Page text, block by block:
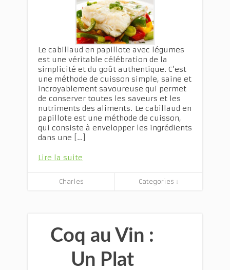
Le cabillaud en papillote avec légumes
est une véritable célébration de la
simplicité et du goût authentique. C’est
une méthode de cuisson simple, saine et
incroyablement savoureuse qui permet
de conserver toutes les saveurs et les
nutriments des aliments. Le cabillaud en
papillote est une méthode de cuisson,
qui consiste à envelopper les ingrédients
dans une […]
Lire la suite
Charles Categories ↓
Coq au Vin :
Un Plat